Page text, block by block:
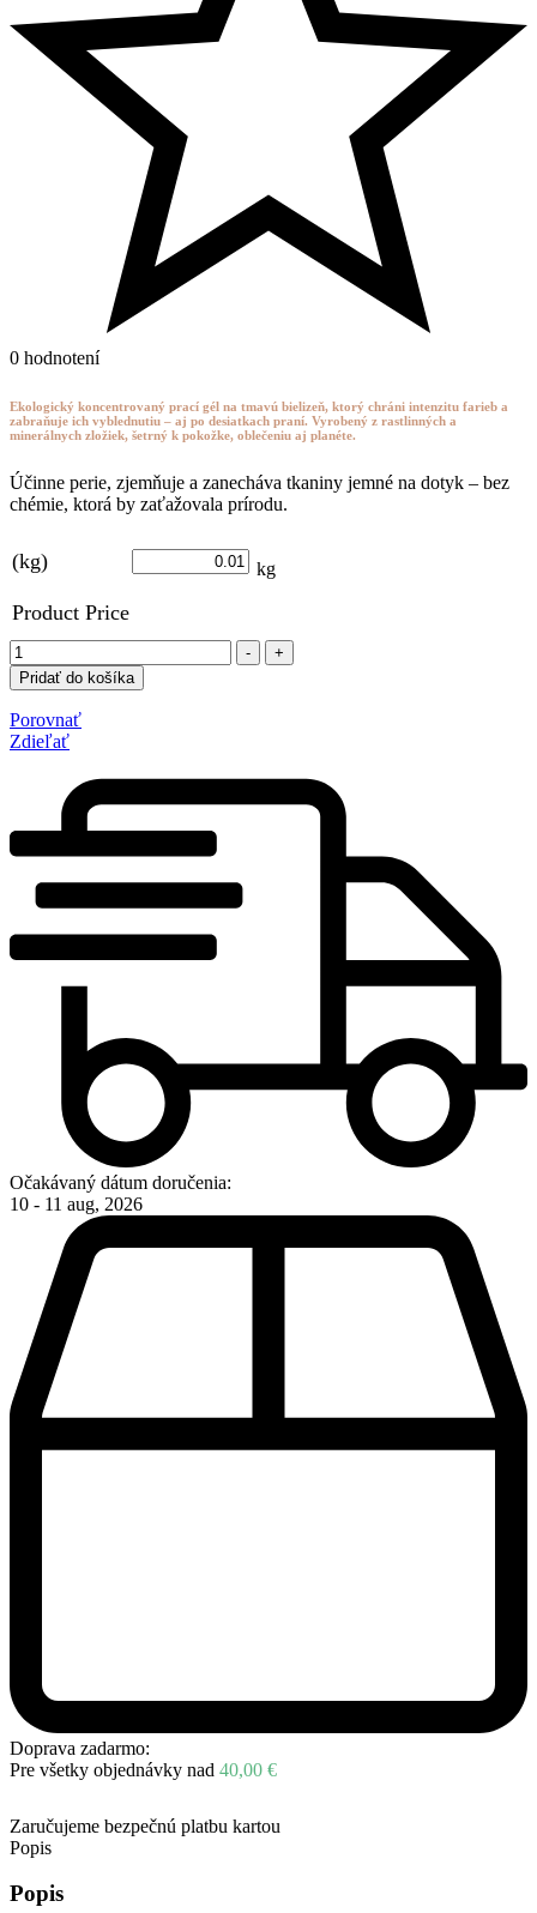
0 hodnotení
Ekologický koncentrovaný prací gél na tmavú bielizeň, ktorý chráni intenzitu farieb a
zabraňuje ich vyblednutiu – aj po desiatkach praní. Vyrobený z rastlinných a
minerálnych zložiek, šetrný k pokožke, oblečeniu aj planéte.
Účinne perie, zjemňuje a zanecháva tkaniny jemné na dotyk – bez
chémie, ktorá by zaťažovala prírodu.
(kg)
Product Price
Množstvo -
+
Pridať do košíka
Porovnať
Zdieľať
Očakávaný dátum doručenia:
10 - 11 aug, 2026
Doprava zadarmo:
Pre všetky objednávky nad 40,00 €
Zaručujeme bezpečnú platbu kartou
Popis
Popis